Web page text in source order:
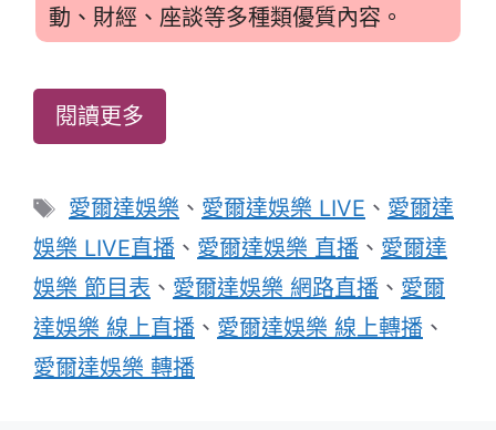
動、財經、座談等多種類優質內容。
閱讀更多
標
籤
愛爾達娛樂 、 愛爾達娛樂 LIVE 、 愛爾達
娛樂 LIVE直播 、 愛爾達娛樂 直播 、 愛爾達
娛樂 節目表 、 愛爾達娛樂 網路直播 、 愛爾
達娛樂 線上直播 、 愛爾達娛樂 線上轉播 、
愛爾達娛樂 轉播